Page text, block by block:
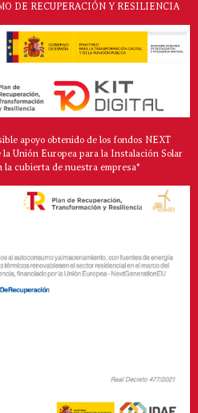
DE RECUPERACIÓN Y RESILIENCIA
apoyo obtenido de los fondos NEXT
Unión Europea para la Instalación Solar
la cubierta de nuestra empresa*